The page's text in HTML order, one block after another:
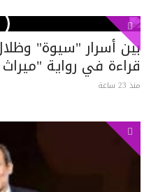
بين أسرار "سيوة"
قراءة في رواية
منذ 23 ساعة